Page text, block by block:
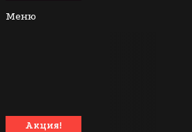
Меню
Акция!